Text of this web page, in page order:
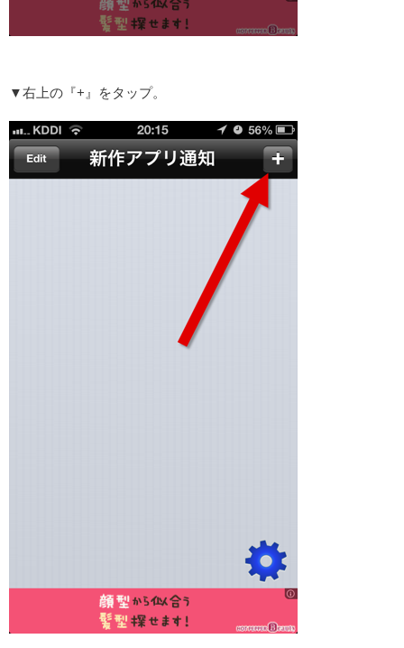
▼右上の『+』をタップ。